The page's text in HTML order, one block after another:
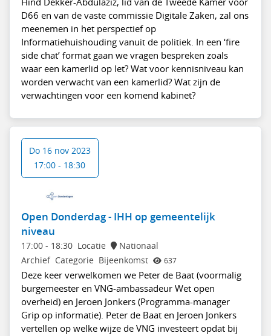
D66 en van de vaste commissie Digitale Zaken, zal ons
meenemen in het perspectief op
Informatiehuishouding vanuit de politiek. In een ‘fire
side chat’ format gaan we vragen bespreken zoals
waar een kamerlid op let? Wat voor kennisniveau kan
worden verwacht van een kamerlid? Wat zijn de
verwachtingen voor een komend kabinet?
Open Donderdag - IHH op gemeentelijk
niveau
17:00- 18:30 Locatie
Nationaal
Archief Categorie Bijeenkomst 637
Deze keer verwelkomen we Peter de Baat (voormalig
burgemeester en VNG-ambassadeur Wet open
overheid) en Jeroen Jonkers (Programma-manager
Grip op informatie). Peter de Baat en Jeroen Jonkers
vertellen op welke wijze de VNG investeert opdat bij
Do 16 nov 2023
17:00 - 18:30